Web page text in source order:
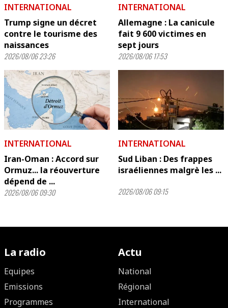
INTERNATIONAL
Trump signe un décret
contre le tourisme des
naissances
2026/08/06 23:26
INTERNATIONAL
Allemagne : La canicule
fait 9 600 victimes en
sept jours
2026/08/06 17:53
INTERNATIONAL
Iran-Oman : Accord sur
Ormuz... la réouverture
dépend de ...
2026/08/06 09:30
INTERNATIONAL
Sud Liban : Des frappes
israéliennes malgrè les ...
2026/08/06 09:15
La radio
Equipes
Emissions
Programmes
Actu
National
Régional
International